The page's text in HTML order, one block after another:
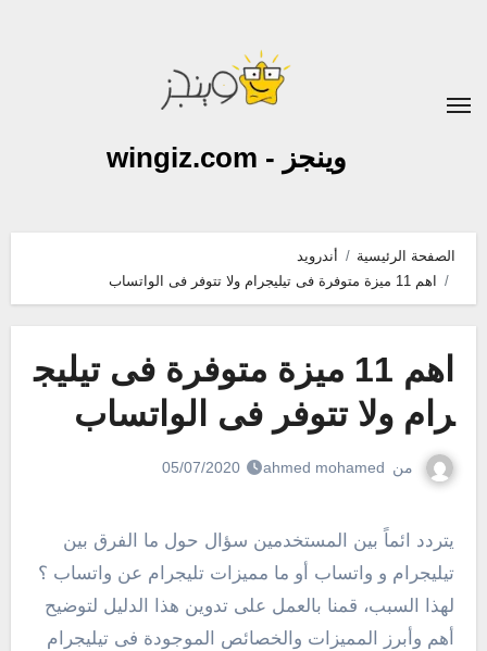
وينجز - wingiz.com
الصفحة الرئيسية
أندرويد
اهم 11 ميزة متوفرة فى تيليجرام ولا تتوفر فى الواتساب
اهم 11 ميزة متوفرة فى تيليج
رام ولا تتوفر فى الواتساب
من ahmed mohamed
05/07/2020
يتردد ائماً بين المستخدمين سؤال حول ما الفرق بين
تيليجرام و واتساب أو ما مميزات تليجرام عن واتساب ؟
لهذا السبب، قمنا بالعمل على تدوين هذا الدليل لتوضيح
أهم وأبرز المميزات والخصائص الموجودة فى تيليجرام